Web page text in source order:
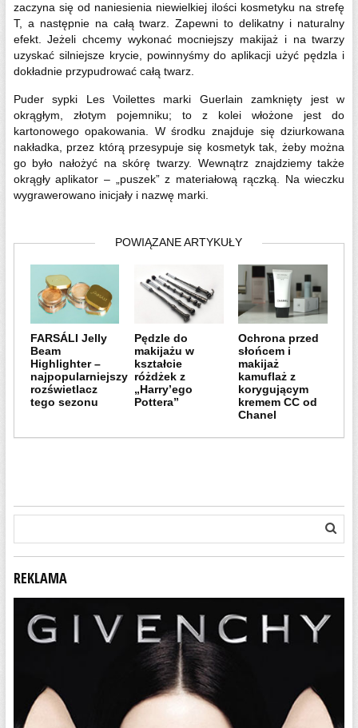
zaczyna się od naniesienia niewielkiej ilości kosmetyku na strefę
T, a następnie na całą twarz. Zapewni to delikatny i naturalny
efekt. Jeżeli chcemy wykonać mocniejszy makijaż i na twarzy
uzyskać silniejsze krycie, powinnyśmy do aplikacji użyć pędzla i
dokładnie przypudrować całą twarz.
Puder sypki Les Voilettes marki Guerlain zamknięty jest w
okrągłym, złotym pojemniku; to z kolei włożone jest do
kartonowego opakowania. W środku znajduje się dziurkowana
nakładka, przez którą przesypuje się kosmetyk tak, żeby można
go było nałożyć na skórę twarzy. Wewnątrz znajdziemy także
okrągły aplikator – „puszek” z materiałową rączką. Na wieczku
wygrawerowano inicjały i nazwę marki.
POWIĄZANE ARTYKUŁY
FARSÁLI Jelly
Beam
Highlighter –
najpopularniejszy
rozświetlacz
tego sezonu
Pędzle do
makijażu w
kształcie
różdżek z
„Harry’ego
Pottera”
Ochrona przed
słońcem i
makijaż
kamuflaż z
korygującym
kremem CC od
Chanel
REKLAMA